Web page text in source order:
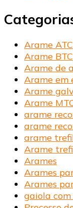
Arame ATC
Arame BTC
Arame de
Arame em
Arame
Arame
arame
arame
arame
Arame
Arames
Arames
Arames
gaiola